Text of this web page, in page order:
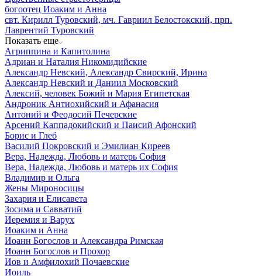
богоотец Иоаким и Анна
свт. Кирилл Туровский, мч. Гавриил Белостокский, прп.
Лаврентий Туровский
Показать еще
Агриппина и Капитолина
Адриан и Наталия Никомидийские
Александр Невский, Александр Свирский, Ирина
Александр Невский и Даниил Московский
Алексий, человек Божий и Мария Египетская
Андроник Антиохийский и Афанасия
Антоний и Феодосий Печерские
Арсений Каппадокийский и Паисий Афонский
Борис и Глеб
Василий Покровский и Эмилиан Киреев
Вера, Надежда, Любовь и матерь София
Вера, Надежда, Любовь и матерь их София
Владимир и Ольга
Жены Мироносицы
Захария и Елисавета
Зосима и Савватий
Иеремия и Варух
Иоаким и Анна
Иоанн Богослов и Александра Римская
Иоанн Богослов и Прохор
Иов и Амфилохий Почаевские
Иоиль